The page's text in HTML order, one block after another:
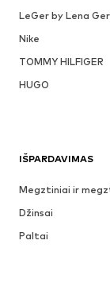
LeGer by Lena
Nike
TOMMY HILFIGER
HUGO
IŠPARDAVIMAS
Megztiniai ir
Džinsai
Paltai